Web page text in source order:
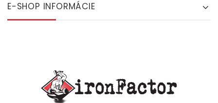
E-SHOP INFORMÁCIE